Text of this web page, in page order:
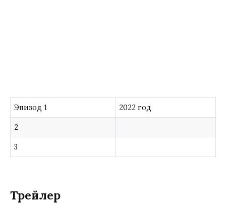
Эпизод 1 2022 год
2
3
Трейлер